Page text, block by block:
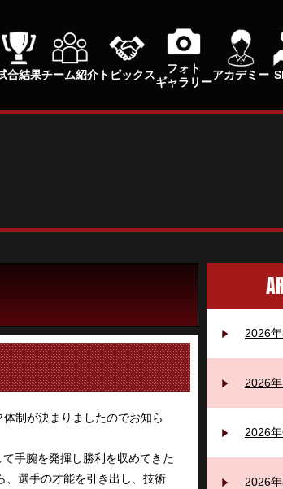
合結果チーム紹介 トピックス
フォト
ギャラリー
アカデミー
制が決まりましたのでお知ら
手腕を発揮し勝利を収めてきた
、選手の才能を引き出し、技術
2026年
2026年
2026年
2026年